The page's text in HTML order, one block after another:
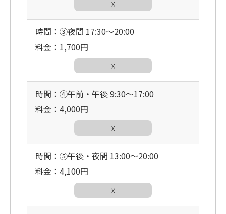
☓
時間：③夜間 17:30〜20:00
料金：1,700円
☓
時間：④午前・午後 9:30〜17:00
料金：4,000円
☓
時間：⑤午後・夜間 13:00〜20:00
料金：4,100円
☓